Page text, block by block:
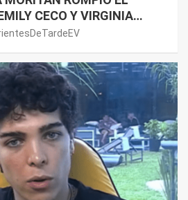
CECO Y VIRGINIA
A SUS VIDAS”